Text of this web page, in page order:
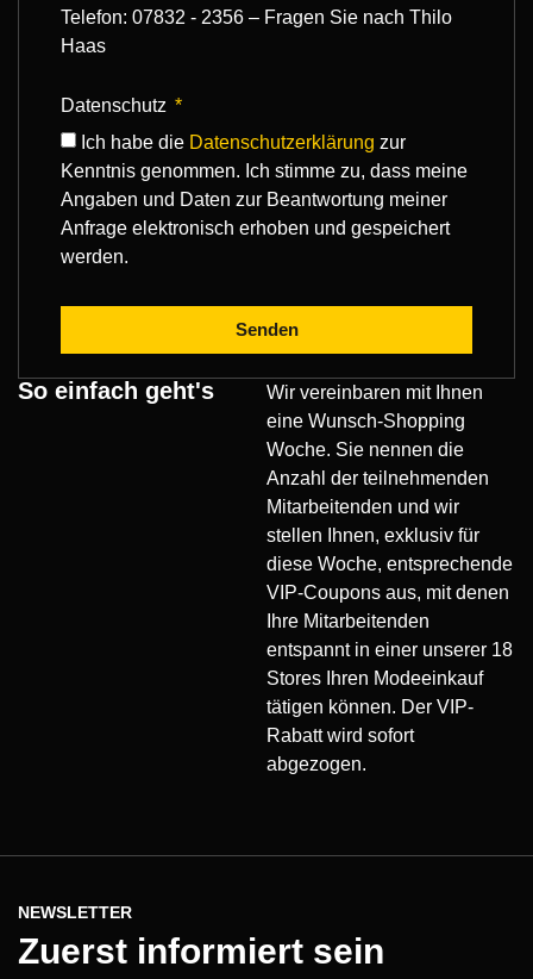
Telefon: 07832 - 2356 – Fragen Sie nach Thilo
Haas
Datenschutz
Ich habe die Datenschutzerklärung zur
Kenntnis genommen. Ich stimme zu, dass meine
Angaben und Daten zur Beantwortung meiner
Anfrage elektronisch erhoben und gespeichert
werden.
Senden
So einfach geht's
Wir vereinbaren mit Ihnen
eine Wunsch-Shopping
Woche. Sie nennen die
Anzahl der teilnehmenden
Mitarbeitenden und wir
stellen Ihnen, exklusiv für
diese Woche, entsprechende
VIP-Coupons aus, mit denen
Ihre Mitarbeitenden
entspannt in einer unserer 18
Stores Ihren Modeeinkauf
tätigen können. Der VIP-
Rabatt wird sofort
abgezogen.
NEWSLETTER
Zuerst informiert sein